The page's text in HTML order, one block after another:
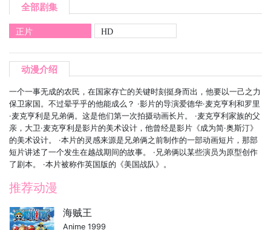
全部剧集
正片 HD
动漫介绍
一个一事无成的农民，在国家存亡的关键时刻挺身而出，他要以一己之力
保卫家国。不过晕乎乎的他能成么？ ·影片的导演爱德华·麦克亨利和罗里
·麦克亨利是兄弟俩。这是他们第一次拍摄动画长片。 ·麦克亨利家族的父
亲，大卫·麦克亨利是影片的美术设计，他曾经是影片《成为简·奥斯汀》
的美术设计。 ·本片的灵感来源是兄弟俩之前制作的一部动画短片，那部
短片讲述了一个发生在越战期间的故事。 ·兄弟俩以某些演员为原型创作
了剧本。 ·本片被称作英国版的《美国战队》。
推荐动漫
海贼王
Anime 1999